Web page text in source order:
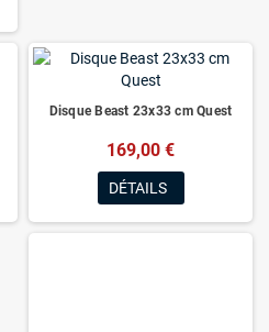
Disque Beast 23x33 cm Quest
169,00 €
DÉTAILS